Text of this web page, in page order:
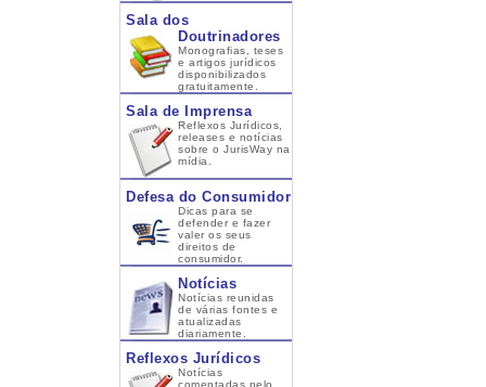
Sala dos
Doutrinadores
Monografias, teses
e artigos jurídicos
disponibilizados
gratuitamente.
Sala de Imprensa
Reflexos Jurídicos,
releases e notícias
sobre o JurisWay na
mídia.
Defesa do Consumidor
Dicas para se
defender e fazer
valer os seus
direitos de
consumidor.
Notícias
Notícias reunidas
de várias fontes e
atualizadas
diariamente.
Reflexos Jurídicos
Notícias
comentadas pelo